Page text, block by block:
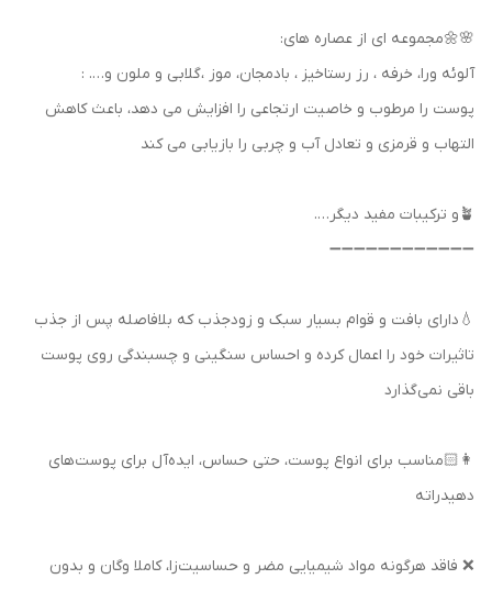
🌸🌼مجموعه ای از عصاره های:
آلوئه ورا، خرفه ، رز رستاخیز ، بادمجان، موز ،گلابی و ملون و…. :
پوست را مرطوب و خاصیت ارتجاعی را افزایش می دهد، باعث کاهش
التهاب و قرمزی و تعادل آب و چربی را بازیابی می کند
🪴و ترکیبات مفید دیگر….
➖➖➖➖➖➖➖➖➖➖➖➖
💧دارای بافت و قوام بسیار سبک و زودجذب که بلافاصله پس از جذب
تاثیرات خود را اعمال کرده و احساس سنگینی و چسبندگی روی پوست
باقی نمی‌گذارد
👩🏻مناسب برای انواع پوست، حتی حساس، ایده‌آل برای پوست‌های
دهیدراته
❌ فاقد هرگونه مواد شیمیایی مضر و حساسیت‌زا، کاملا وگان و بدون